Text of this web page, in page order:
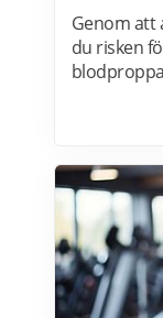
Genom att
du risken
dig också
ben känns